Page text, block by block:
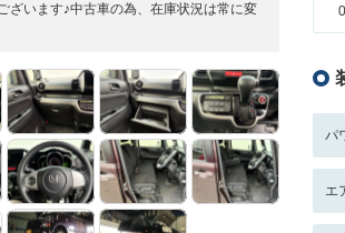
います♪中古車の為、在庫状況は常に変
パ
エ